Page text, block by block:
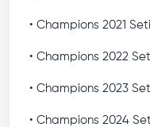
• Champions 2021 Seti
• Champions 2022
• Champions 2023
• Champions 2024